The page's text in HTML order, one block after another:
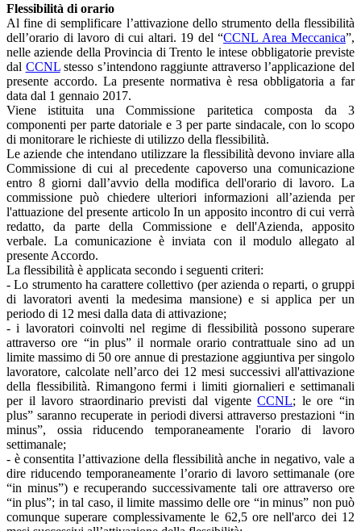
Flessibilità di orario
Al fine di semplificare l’attivazione dello strumento della flessibilità
dell’orario di lavoro di cui altari. 19 del “CCNL Area Meccanica”,
nelle aziende della Provincia di Trento le intese obbligatorie previste
dal CCNLstesso s’intendono raggiunte attraverso l’applicazione del
presente accordo. La presente normativa è resa obbligatoria a far
data dal 1 gennaio 2017.
Viene istituita una Commissione paritetica composta da 3
componenti per parte datoriale e 3 per parte sindacale, con lo scopo
di monitorare le richieste di utilizzo della flessibilità.
Le aziende che intendano utilizzare la flessibilità devono inviare alla
Commissione di cui al precedente capoverso una comunicazione
entro 8 giorni dall’avvio della modifica dell'orario di lavoro. La
commissione può chiedere ulteriori informazioni all’azienda per
l'attuazione del presente articolo In un apposito incontro di cui verrà
redatto, da parte della Commissione e dell'Azienda, apposito
verbale. La comunicazione è inviata con il modulo allegato al
presente Accordo.
La flessibilità è applicata secondo i seguenti criteri:
- Lo strumento ha carattere collettivo (per azienda o reparti, o gruppi
di lavoratori aventi la medesima mansione) e si applica per un
periodo di 12 mesi dalla data di attivazione;
- i lavoratori coinvolti nel regime di flessibilità possono superare
attraverso ore “in plus” il normale orario contrattuale sino ad un
limite massimo di 50 ore annue di prestazione aggiuntiva per singolo
lavoratore, calcolate nell’arco dei 12 mesi successivi all'attivazione
della flessibilità. Rimangono fermi i limiti giornalieri e settimanali
per il lavoro straordinario previsti dal vigenteCCNL; le ore “in
plus” saranno recuperate in periodi diversi attraverso prestazioni “in
minus”, ossia riducendo temporaneamente l'orario di lavoro
settimanale;
- è consentita l’attivazione della flessibilità anche in negativo, vale a
dire riducendo temporaneamente l’orario di lavoro settimanale (ore
“in minus”) e recuperando successivamente tali ore attraverso ore
“in plus”; in tal caso, il limite massimo delle ore “in minus” non può
comunque superare complessivamente le 62,5 ore nell'arco dei 12